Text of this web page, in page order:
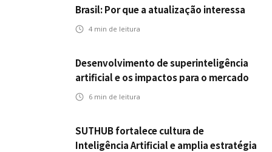
Brasil: Por que a atualização interessa
ao mercado segurador?
4 min de leitura
Desenvolvimento de superinteligência
artificial e os impactos para o mercado
de seguros
6 min de leitura
SUTHUB fortalece cultura de
Inteligência Artificial e amplia estratégia